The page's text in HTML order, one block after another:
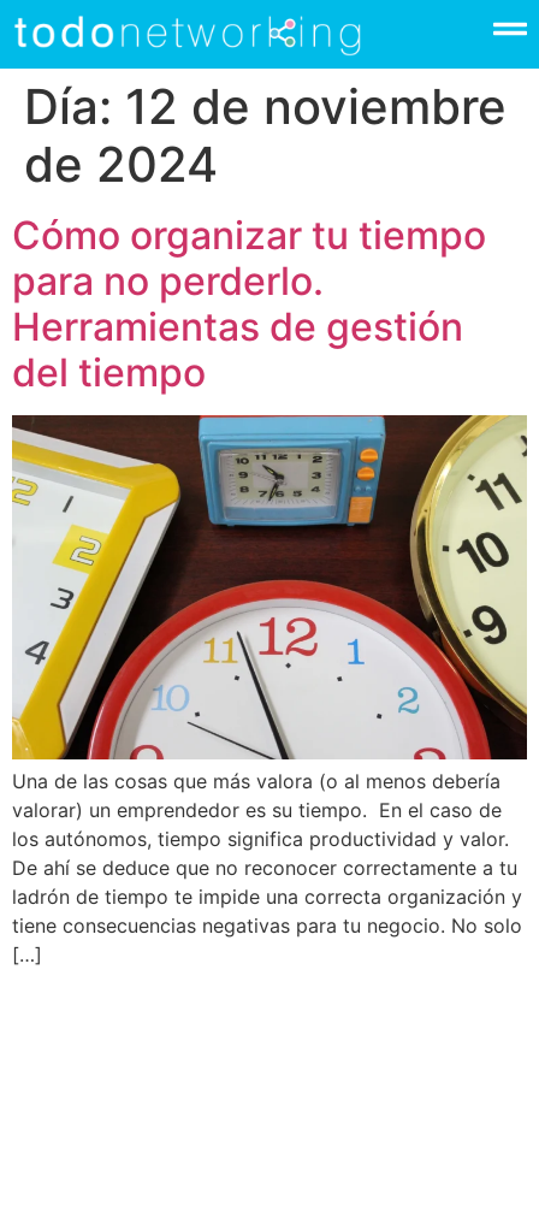
Día: 12 de noviembre
de 2024
Cómo organizar tu tiempo
para no perderlo.
Herramientas de gestión
del tiempo
Una de las cosas que más valora (o al menos debería
valorar) un emprendedor es su tiempo. En el caso de
los autónomos, tiempo significa productividad y valor.
De ahí se deduce que no reconocer correctamente a tu
ladrón de tiempo te impide una correcta organización y
tiene consecuencias negativas para tu negocio. No solo
[…]